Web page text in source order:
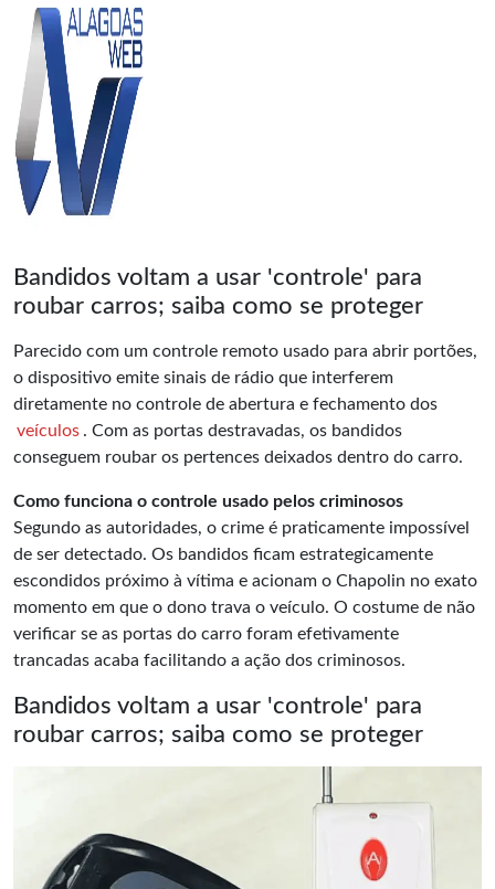
Bandidos voltam a usar 'controle' para
roubar carros; saiba como se proteger
Parecido com um controle remoto usado para abrir portões,
o dispositivo emite sinais de rádio que interferem
diretamente no controle de abertura e fechamento dos
veículos . Com as portas destravadas, os bandidos
conseguem roubar os pertences deixados dentro do carro.
Como funciona o controle usado pelos criminosos
Segundo as autoridades, o crime é praticamente impossível
de ser detectado. Os bandidos ficam estrategicamente
escondidos próximo à vítima e acionam o Chapolin no exato
momento em que o dono trava o veículo. O costume de não
verificar se as portas do carro foram efetivamente
trancadas acaba facilitando a ação dos criminosos.
Bandidos voltam a usar 'controle' para
roubar carros; saiba como se proteger